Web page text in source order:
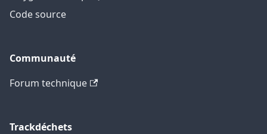
Code source
Communauté
Forum technique
Trackdéchets